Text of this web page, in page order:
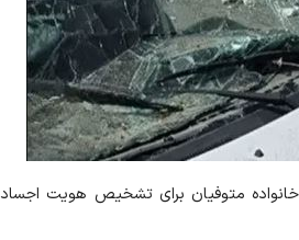
خانواده متوفیان برای تشخیص هویت اجساد